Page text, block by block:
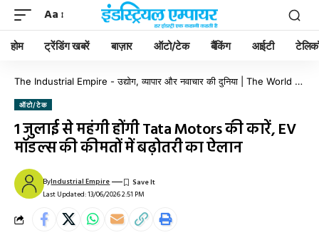
Aa
होम ट्रेंडिंग खबरें बाज़ार ऑटो/टेक बैंकिंग आईटी
The Industrial Empire - उद्योग, व्यापार और नवाचार की दुनिया | The World of Industry, Business & Innovation
ऑटो/टेक
1 जुलाई से महंगी होंगी Tata Motors की कारें, EV
मॉडल्स की कीमतों में बढ़ोतरी का ऐलान
Last Updated: 13/06/2026 2:51 PM
ByIndustrial Empire